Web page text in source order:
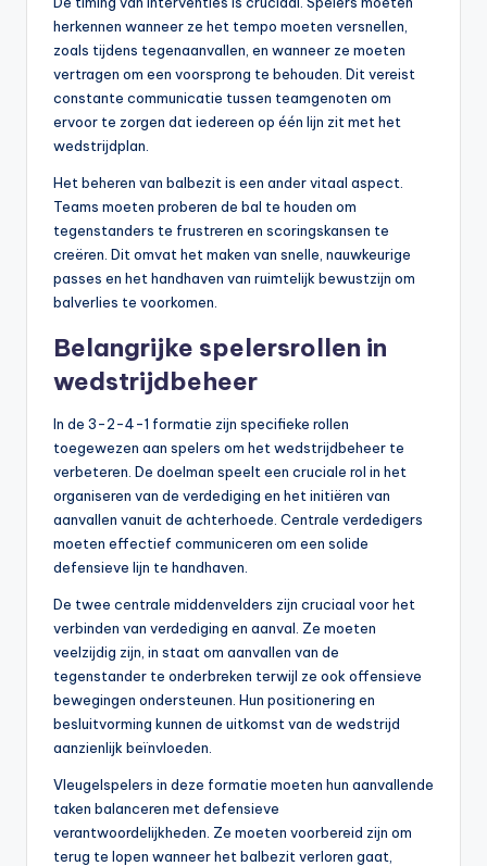
herkennen wanneer ze het tempo moeten versnellen,
zoals tijdens tegenaanvallen, en wanneer ze moeten
vertragen om een voorsprong te behouden. Dit vereist
constante communicatie tussen teamgenoten om
ervoor te zorgen dat iedereen op één lijn zit met het
wedstrijdplan.
Het beheren van balbezit is een ander vitaal aspect.
Teams moeten proberen de bal te houden om
tegenstanders te frustreren en scoringskansen te
creëren. Dit omvat het maken van snelle, nauwkeurige
passes en het handhaven van ruimtelijk bewustzijn om
balverlies te voorkomen.
Belangrijke spelersrollen in
wedstrijdbeheer
In de 3-2-4-1 formatie zijn specifieke rollen
toegewezen aan spelers om het wedstrijdbeheer te
verbeteren. De doelman speelt een cruciale rol in het
organiseren van de verdediging en het initiëren van
aanvallen vanuit de achterhoede. Centrale verdedigers
moeten effectief communiceren om een solide
defensieve lijn te handhaven.
De twee centrale middenvelders zijn cruciaal voor het
verbinden van verdediging en aanval. Ze moeten
veelzijdig zijn, in staat om aanvallen van de
tegenstander te onderbreken terwijl ze ook offensieve
bewegingen ondersteunen. Hun positionering en
besluitvorming kunnen de uitkomst van de wedstrijd
aanzienlijk beïnvloeden.
Vleugelspelers in deze formatie moeten hun aanvallende
taken balanceren met defensieve
verantwoordelijkheden. Ze moeten voorbereid zijn om
terug te lopen wanneer het balbezit verloren gaat,